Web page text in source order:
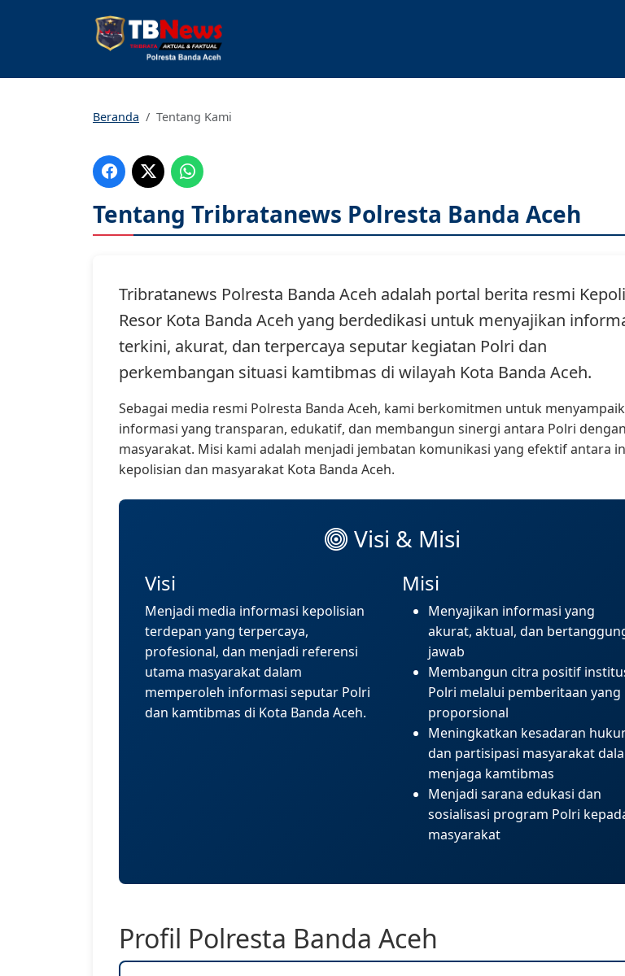
Beranda Tentang Kami
Tentang Tribratanews Polresta Banda Aceh
Tribratanews Polresta Banda Aceh adalah portal berita resmi
Resor Kota Banda Aceh yang berdedikasi untuk menyajikan
terkini, akurat, dan terpercaya seputar kegiatan Polri dan
perkembangan situasi kamtibmas di wilayah Kota Banda Aceh.
Sebagai media resmi Polresta Banda Aceh, kami berkomitmen untuk
informasi yang transparan, edukatif, dan membangun sinergi antara Polri dengan
masyarakat. Misi kami adalah menjadi jembatan komunikasi yang efektif antara
kepolisian dan masyarakat Kota Banda Aceh.
Visi & Misi
Visi
Menjadi media informasi kepolisian
terdepan yang terpercaya,
profesional, dan menjadi referensi
utama masyarakat dalam
memperoleh informasi seputar Polri
dan kamtibmas di Kota Banda Aceh.
Misi
Menyajikan informasi yang
akurat, aktual, dan
jawab
Membangun citra positif
Polri melalui pemberitaan yang
proporsional
Meningkatkan kesadaran
dan partisipasi masyarakat
menjaga kamtibmas
Menjadi sarana edukasi dan
sosialisasi program Polri
masyarakat
Profil Polresta Banda Aceh